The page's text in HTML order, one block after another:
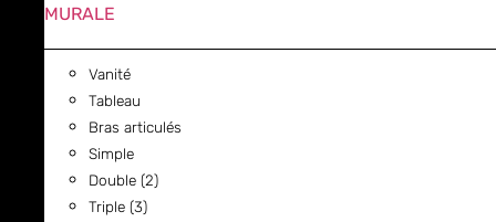
MURALE
Vanité
Tableau
Bras articulés
Simple
Double (2)
Triple (3)